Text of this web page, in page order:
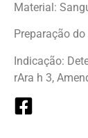
Material:
Preparação
Indicação:
rAra h 3,